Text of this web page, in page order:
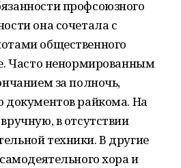
профсоюзного
она сочетала с
общественного
Часто ненормированным
за полночь,
документов райкома. На
в отсутствии
техники. В другие
хора и